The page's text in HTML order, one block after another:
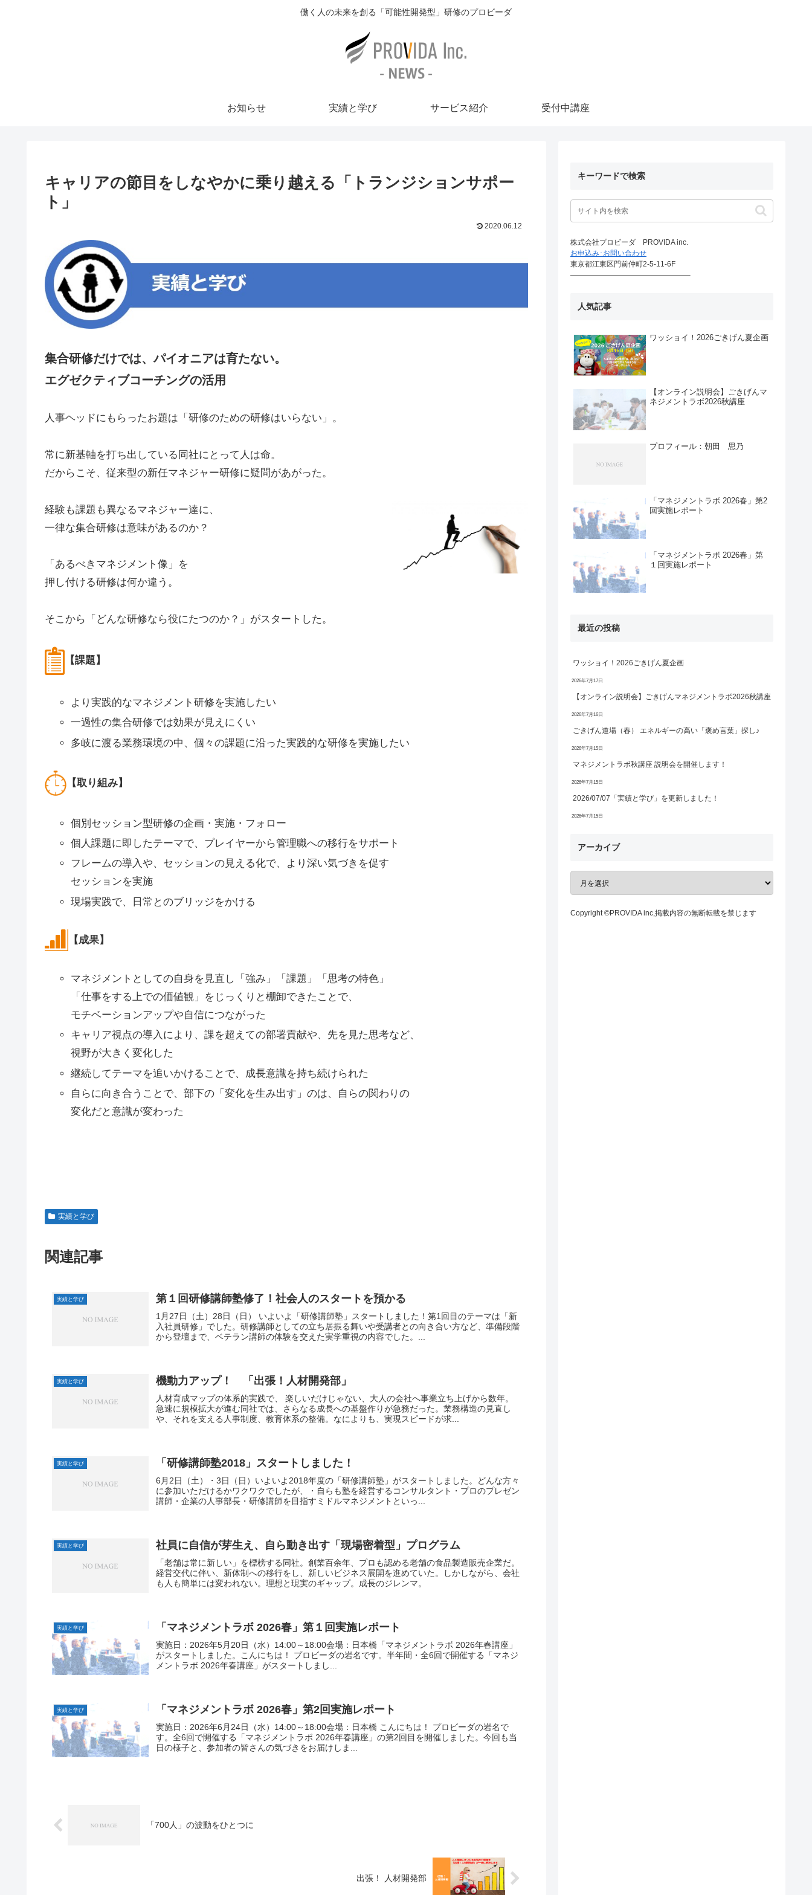
働く人の未来を創る「可能性開発型」研修のプロビーダ
お知らせ 実績と学び サービス紹介 受付中講座
キャリアの節目をしなやかに乗り越える「トランジションサポー
ト」
2020.06.12
集合研修だけでは、パイオニアは育たない。
エグゼクティブコーチングの活用
人事ヘッドにもらったお題は「研修のための研修はいらない」。
常に新基軸を打ち出している同社にとって人は命。
だからこそ、従来型の新任マネジャー研修に疑問があがった。
経験も課題も異なるマネジャー達に、
一律な集合研修は意味があるのか？
「あるべきマネジメント像」を
押し付ける研修は何か違う。
そこから「どんな研修なら役にたつのか？」がスタートした。
【課題】
より実践的なマネジメント研修を実施したい
一過性の集合研修では効果が見えにくい
多岐に渡る業務環境の中、個々の課題に沿った実践的な研修を実施したい
【取り組み】
個別セッション型研修の企画・実施・フォロー
個人課題に即したテーマで、プレイヤーから管理職への移行をサポート
フレームの導入や、セッションの見える化で、より深い気づきを促す
セッションを実施
現場実践で、日常とのブリッジをかける
【成果】
マネジメントとしての自身を見直し「強み」「課題」「思考の特色」
「仕事をする上での価値観」をじっくりと棚卸できたことで、
モチベーションアップや自信につながった
キャリア視点の導入により、課を超えての部署貢献や、先を見た思考など、
視野が大きく変化した
継続してテーマを追いかけることで、成長意識を持ち続けられた
自らに向き合うことで、部下の「変化を生み出す」のは、自らの関わりの
変化だと意識が変わった
実績と学び
関連記事
実績と学び 第１回研修講師塾修了！社会人のスタートを預かる
1月27日（土）28日（日） いよいよ「研修講師塾」スタートしました！第1回目のテーマは「新
入社員研修」でした。研修講師としての立ち居振る舞いや受講者との向き合い方など、準備段階
から登壇まで、ベテラン講師の体験を交えた実学重視の内容でした。...
実績と学び 機動力アップ！ 「出張！人材開発部」
人材育成マップの体系的実践で、 楽しいだけじゃない、大人の会社へ事業立ち上げから数年。
急速に規模拡大が進む同社では、さらなる成長への基盤作りが急務だった。業務構造の見直し
や、それを支える人事制度、教育体系の整備。なによりも、実現スピードが求...
実績と学び 「研修講師塾2018」スタートしました！
6月2日（土）・3日（日）いよいよ2018年度の「研修講師塾」がスタートしました。どんな方々
に参加いただけるかワクワクでしたが、・自らも塾を経営するコンサルタント・プロのプレゼン
講師・企業の人事部長・研修講師を目指すミドルマネジメントといっ...
実績と学び 社員に自信が芽生え、自ら動き出す「現場密着型」プログラム
「老舗は常に新しい」を標榜する同社。創業百余年、プロも認める老舗の食品製造販売企業だ。
経営交代に伴い、新体制への移行をし、新しいビジネス展開を進めていた。しかしながら、会社
も人も簡単には変われない。理想と現実のギャップ。成長のジレンマ。
実績と学び 「マネジメントラボ 2026春」第１回実施レポート
実施日：2026年5月20日（水）14:00～18:00会場：日本橋「マネジメントラボ 2026年春講座」
がスタートしました。こんにちは！ プロビーダの岩名です。半年間・全6回で開催する「マネジ
メントラボ 2026年春講座」がスタートしまし...
実績と学び 「マネジメントラボ 2026春」第2回実施レポート
実施日：2026年6月24日（水）14:00～18:00会場：日本橋 こんにちは！ プロビーダの岩名で
す。全6回で開催する「マネジメントラボ 2026年春講座」の第2回目を開催しました。今回も当
日の様子と、参加者の皆さんの気づきをお届けしま...
「700人」の波動をひとつに
出張！ 人材開発部
キーワードで検索
株式会社プロビーダ PROVIDA inc.
お申込み･お問い合わせ
東京都江東区門前仲町2-5-11-6F
————————————————–
人気記事
ワッショイ！2026ごきげん夏企画
【オンライン説明会】ごきげんマ
ネジメントラボ2026秋講座
プロフィール：朝田 思乃
「マネジメントラボ 2026春」第2
回実施レポート
「マネジメントラボ 2026春」第
１回実施レポート
最近の投稿
ワッショイ！2026ごきげん夏企画
2026年7月17日
【オンライン説明会】ごきげんマネジメントラボ2026秋講座
2026年7月16日
ごきげん道場（春） エネルギーの高い「褒め言葉」探し♪
2026年7月15日
マネジメントラボ秋講座 説明会を開催します！
2026年7月15日
2026/07/07「実績と学び」を更新しました！
2026年7月15日
アーカイブ
Copyright ©PROVIDA inc,掲載内容の無断転載を禁じます